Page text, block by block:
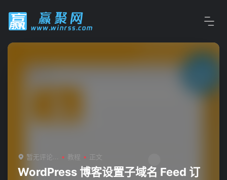
暂无评论... 教程 正文
WordPress 博客设置子域名 Feed 订